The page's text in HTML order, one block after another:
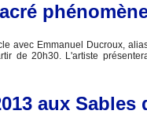
avec Emmanuel Ducroux,
de 20h30. L'artiste
aux Sables